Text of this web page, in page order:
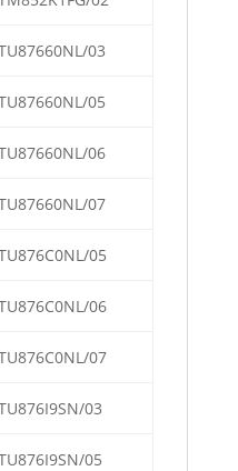
03
05
06
07
05
06
07
03
05